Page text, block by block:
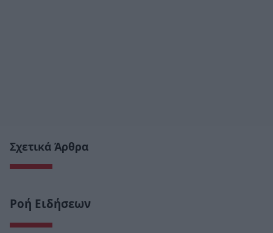
Σχετικά Άρθρα
Ροή Ειδήσεων